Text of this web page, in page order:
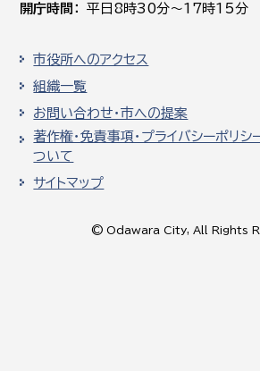
開庁時間
平日8時30分～17時15分
市役所へのアクセス
組織一覧
お問い合わせ・市への提案
著作権・免責事項・プライバシーポリシ
ついて
サイトマップ
© Odawara City, All Rights